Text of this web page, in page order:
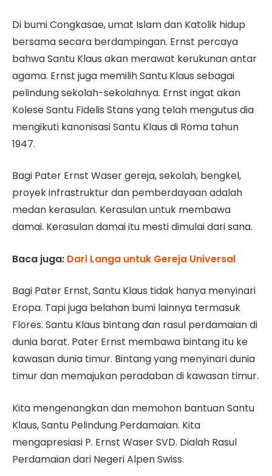
Di bumi Congkasae, umat Islam dan Katolik hidup
bersama secara berdampingan. Ernst percaya
bahwa Santu Klaus akan merawat kerukunan antar
agama. Ernst juga memilih Santu Klaus sebagai
pelindung sekolah-sekolahnya. Ernst ingat akan
Kolese Santu Fidelis Stans yang telah mengutus dia
mengikuti kanonisasi Santu Klaus di Roma tahun
1947.
Bagi Pater Ernst Waser gereja, sekolah, bengkel,
proyek infrastruktur dan pemberdayaan adalah
medan kerasulan. Kerasulan untuk membawa
damai. Kerasulan damai itu mesti dimulai dari sana.
Baca juga: Dari Langa untuk Gereja Universal
Bagi Pater Ernst, Santu Klaus tidak hanya menyinari
Eropa. Tapi juga belahan bumi lainnya termasuk
Flores. Santu Klaus bintang dan rasul perdamaian di
dunia barat. Pater Ernst membawa bintang itu ke
kawasan dunia timur. Bintang yang menyinari dunia
timur dan memajukan peradaban di kawasan timur.
Kita mengenangkan dan memohon bantuan Santu
Klaus, Santu Pelindung Perdamaian. Kita
mengapresiasi P. Ernst Waser SVD. Dialah Rasul
Perdamaian dari Negeri Alpen Swiss.